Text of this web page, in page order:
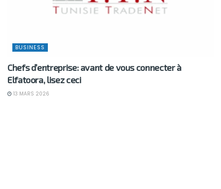
BUSINESS
Chefs d’entreprise: avant de vous connecter à
Elfatoora, lisez ceci
13 MARS 2026